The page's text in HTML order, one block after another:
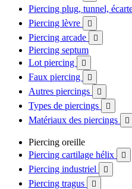
Piercing plug, tunnel,
Piercing lèvre 
Piercing arcade 
Piercing septum
Lot piercing

Faux piercing 
Autres piercings 
Types de piercings 
Matériaux des piercings 
Piercing oreille
Piercing cartilage hélix

Piercing industriel 
Piercing tragus 